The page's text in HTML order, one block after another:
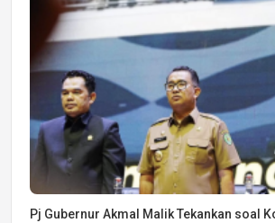
Pj Gubernur Akmal Malik Tekankan soal